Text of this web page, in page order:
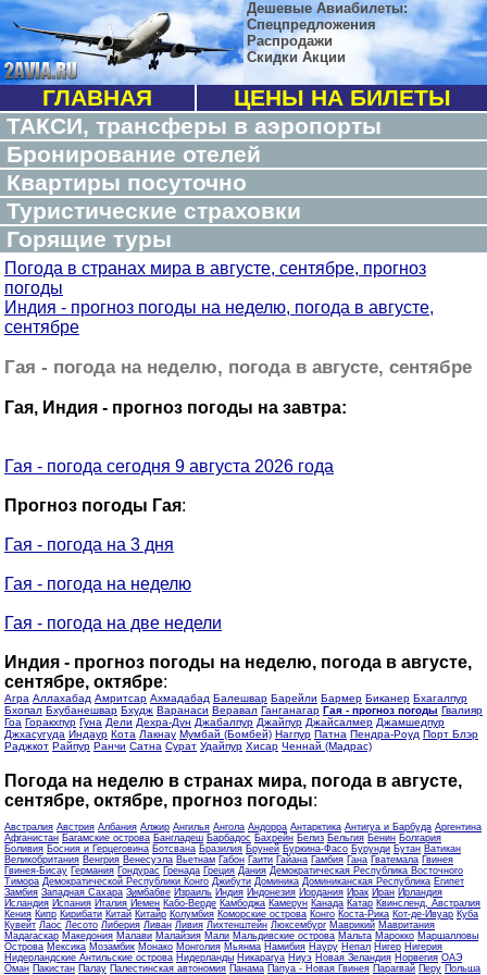
Дешевые Авиабилеты:
Спецпредложения
Распродажи
Скидки Акции
ГЛАВНАЯ
ЦЕНЫ НА БИЛЕТЫ
ТАКСИ, трансферы в аэропорты
Бронирование отелей
Квартиры посуточно
Туристические страховки
Горящие туры
Погода в странах мира в августе, сентябре, прогноз
погоды
Индия - прогноз погоды на неделю, погода в августе,
сентябре
Гая - погода на неделю, погода в августе, сентябре
Гая, Индия - прогноз погоды на завтра:
Гая - погода сегодня 9 августа 2026 года
Прогноз погоды Гая:
Гая - погода на 3 дня
Гая - погода на неделю
Гая - погода на две недели
Индия - прогноз погоды на неделю, погода в августе,
сентябре, октябре:
Агра Аллахабад Амритсар Ахмадабад Балешвар Барейли Бармер Биканер Бхагалпур
Бхопал Бхубанешвар Бхудж Варанаси Веравал Ганганагар Гая - прогноз погоды Гвалияр
Гоа Горакхпур Гуна Дели Дехра-Дун Джабалпур Джайпур Джайсалмер Джамшедпур
Джхасугуда Индаур Кота Лакнау Мумбай (Бомбей) Нагпур Патна Пендра-Роуд Порт Блэр
Раджкот Райпур Ранчи Сатна Сурат Удайпур Хисар Ченнай (Мадрас)
Погода на неделю в странах мира, погода в августе,
сентябре, октябре, прогноз погоды:
Австралия Австрия Албания Алжир Ангилья Ангола Андорра Антарктика Антигуа и Барбуда Аргентина
Афганистан Багамские острова Бангладеш Барбадос Бахрейн Белиз Бельгия Бенин Болгария
Боливия Босния и Герцеговина Ботсвана Бразилия Бруней Буркина-Фасо Бурунди Бутан Ватикан
Великобритания Венгрия Венесуэла Вьетнам Габон Гаити Гайана Гамбия Гана Гватемала Гвинея
Гвинея-Бисау Германия Гондурас Гренада Греция Дания Демократическая Республика Восточного
Тимора Демократической Республики Конго Джибути Доминика Доминиканская Республика Египет
Замбия Западная Сахара Зимбабве Израиль Индия Индонезия Иордания Ирак Иран Ирландия
Исландия Испания Италия Йемен Кабо-Верде Камбоджа Камерун Канада Катар Квинсленд, Австралия
Кения Кипр Кирибати Китай Китайр Колумбия Коморские острова Конго Коста-Рика Кот-де-Ивуар Куба
Кувейт Лаос Лесото Либерия Ливан Ливия Лихтенштейн Люксембург Маврикий Мавритания
Мадагаскар Македония Малави Малайзия Мали Мальдивские острова Мальта Марокко Маршалловы
Острова Мексика Мозамбик Монако Монголия Мьянма Намибия Науру Непал Нигер Нигерия
Нидерландские Антильские острова Нидерланды Никарагуа Ниуэ Новая Зеландия Норвегия ОАЭ
Оман Пакистан Палау Палестинская автономия Панама Папуа - Новая Гвинея Парагвай Перу Польша